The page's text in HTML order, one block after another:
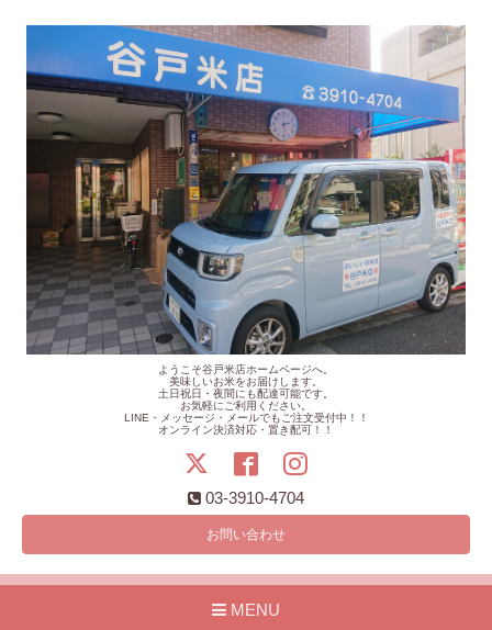
ようこそ谷戸米店ホームページへ。
美味しいお米をお届けします。
土日祝日・夜間にも配達可能です。
お気軽にご利用ください。
LINE・メッセージ・メールでもご注文受付中！！
オンライン決済対応・置き配可！！
03-3910-4704
お問い合わせ
MENU